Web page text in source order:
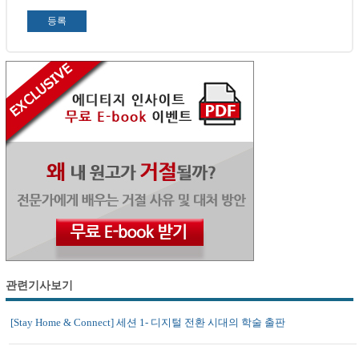
관련기사보기
[Stay Home & Connect] 세션 1- 디지털 전환 시대의 학술 출판